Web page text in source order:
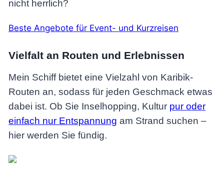
nicht herrlich?
Beste Angebote für Event- und Kurzreisen
Vielfalt an Routen und Erlebnissen
Mein Schiff bietet eine Vielzahl von Karibik-
Routen an, sodass für jeden Geschmack etwas
dabei ist. Ob Sie Inselhopping, Kultur pur oder
einfach nur Entspannung am Strand suchen –
hier werden Sie fündig.